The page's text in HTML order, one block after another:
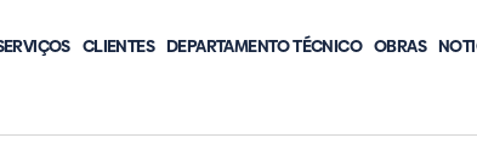
CLIENTES DEPARTAMENTO TÉCNICO OBRAS